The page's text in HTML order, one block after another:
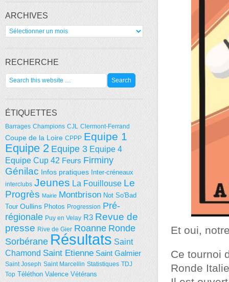
Et oui,
Ce tournoi
Ronde
ARCHIVES
Archives
RECHERCHE
ÉTIQUETTES
Barrages Champions CJL Clermont-Ferrand
Coupe de la Loire CPPP Equipe 1
Equipe 2 Equipe 3 Equipe 4
Equipe Cup 42 Feurs Firminy
Génilac Infos pratiques Inter-créneaux
interclubs Jeunes La Fouillouse Le
Progrès Mairie Montbrison Not So'Bad
Tour Oullins Photos Progression Pré-
régionale Puy en Velay R3 Revue de
presse Rive de Gier Roanne Ronde
Sorbérane Résultats Saint
Chamond Saint Etienne Saint Galmier
Saint Joseph Saint Marcellin Statistiques TDJ
Top Téléthon Valence Vétérans